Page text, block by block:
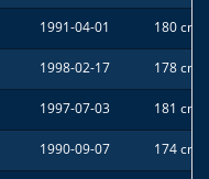
1991-04-01 180 cm
1998-02-17 178 cm
1997-07-03 181 cm
1990-09-07 174 cm